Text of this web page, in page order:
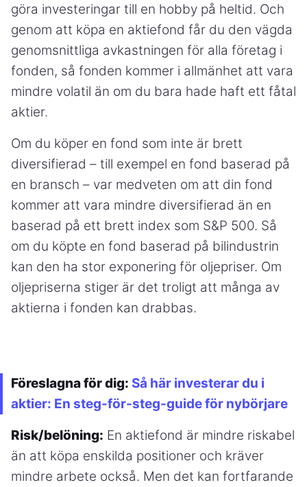
göra investeringar till en hobby på heltid. Och
genom att köpa en aktiefond får du den vägda
genomsnittliga avkastningen för alla företag i
fonden, så fonden kommer i allmänhet att vara
mindre volatil än om du bara hade haft ett fåtal
aktier.
Om du köper en fond som inte är brett
diversifierad – till exempel en fond baserad på
en bransch – var medveten om att din fond
kommer att vara mindre diversifierad än en
baserad på ett brett index som S&P 500. Så
om du köpte en fond baserad på bilindustrin
kan den ha stor exponering för oljepriser. Om
oljepriserna stiger är det troligt att många av
aktierna i fonden kan drabbas.
Föreslagna för dig: Så här investerar du i
aktier: En steg-för-steg-guide för nybörjare
Risk/belöning: En aktiefond är mindre riskabel
än att köpa enskilda positioner och kräver
mindre arbete också. Men det kan fortfarande